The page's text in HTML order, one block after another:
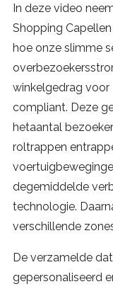
In deze video
Shopping
hoe onze slimme
winkelgedrag voor
compliant. Deze
hetaantal
roltrappen
degemiddelde
technologie.
verschillende
De verzamelde
gepersonaliseerd